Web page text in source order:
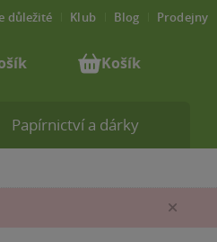
Papírnictví a dárky
důležité Klub Blog Prodejny
Košík